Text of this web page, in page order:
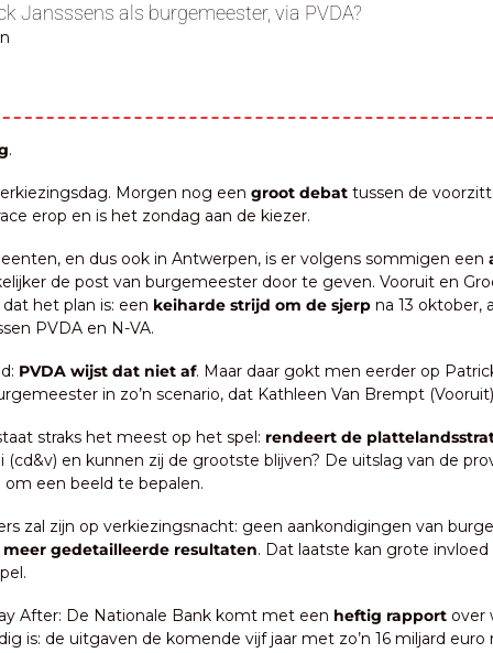
Jansssens als burgemeester, via PVDA?
.
Morgen nog een groot debat tussen de
erop en is het zondag aan de kiezer.
en dus ook in Antwerpen, is er volgens sommigen een
de post van burgemeester door te geven. Vooruit en
het plan is: een keiharde strijd om de sjerp na 13 oktober,
PVDA en N-VA.
PVDA wijst dat niet af. Maar daar gokt men eerder op
in zo’n scenario, dat Kathleen Van Brempt
straks het meest op het spel: rendeert de
(cd&v) en kunnen zij de grootste blijven? De uitslag van de
om een beeld te bepalen.
zal zijn op verkiezingsnacht: geen aankondigingen van
meer gedetailleerde resultaten. Dat laatste kan grote
After: De Nationale Bank komt met een heftig rapport over
is: de uitgaven de komende vijf jaar met zo’n 16 miljard